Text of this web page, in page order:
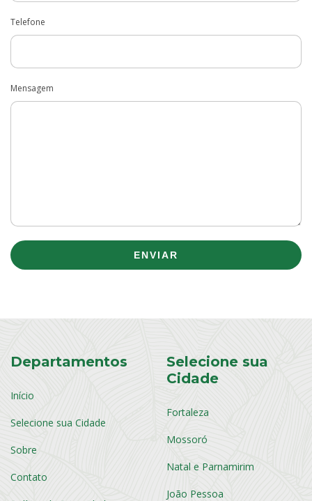
Telefone
Mensagem
ENVIAR
Departamentos
Início
Selecione sua Cidade
Sobre
Contato
Selecione sua
Cidade
Fortaleza
Mossoró
Natal e Parnamirim
João Pessoa